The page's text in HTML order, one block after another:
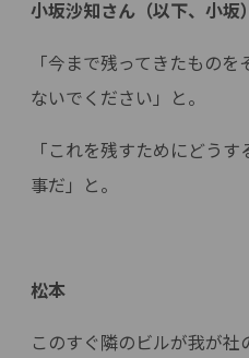
小坂沙知さん（以下、小坂）
「今まで残ってきたもの
ないでください」と。
「これを残すためにどう
事だ」と。
松本
このすぐ隣のビルが我が社